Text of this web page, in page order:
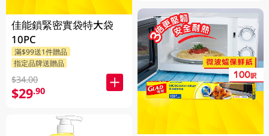
佳能鎖緊密實袋特大袋
10PC
滿$99送1件贈品
指定品牌送贈品
$34.00
$29.90